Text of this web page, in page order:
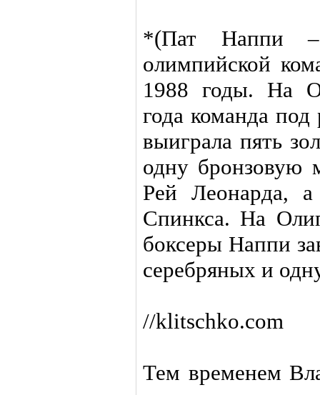
*(Пат Наппи –
олимпийской
1988 годы. На
года команда
выиграла пять
одну бронзовую
Рей Леонарда,
Спинкса. На
боксеры Наппи
серебряных и
//klitschko.com
Тем временем